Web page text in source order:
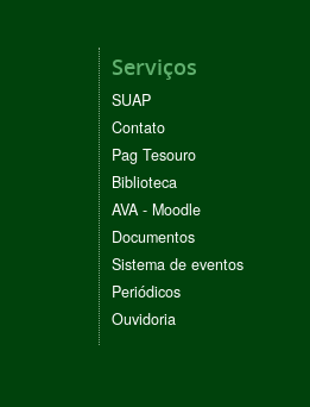
Serviços
SUAP
Contato
Pag Tesouro
Biblioteca
AVA - Moodle
Documentos
Sistema de eventos
Periódicos
Ouvidoria